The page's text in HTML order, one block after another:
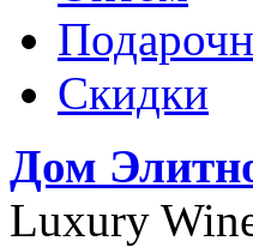
Скидки
Дом
Luxury